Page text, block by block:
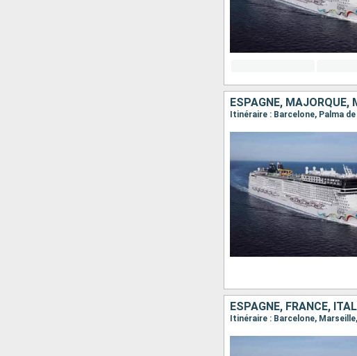
ESPAGNE, MAJORQUE,
Itinéraire : Barcelone, Palma
ESPAGNE, FRANCE,
Itinéraire : Barcelone,